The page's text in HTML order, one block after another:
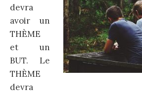
devra
avoir un
THÈME
et un
BUT. Le
THÈME
devra